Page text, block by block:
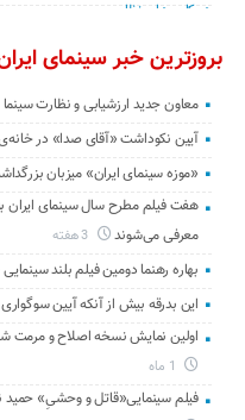
بروزترین خبر سینمای
معاون جدید ارزشیابی و نظارت
آیین نکوداشت «آقای صدا» در
«موزه سینمای ایران» میزبان
هفت فیلم مطرح سال سینمای ایران
معرفی می‌شوند
3 هفته
بهاره رهنما دومین فیلم بلند
این بدرقه بیش از آنکه آیین
اولین نمایش نسخه اصلاح و مرمت
فیلم سینمایی«قاتل و وحشیِ» حمید